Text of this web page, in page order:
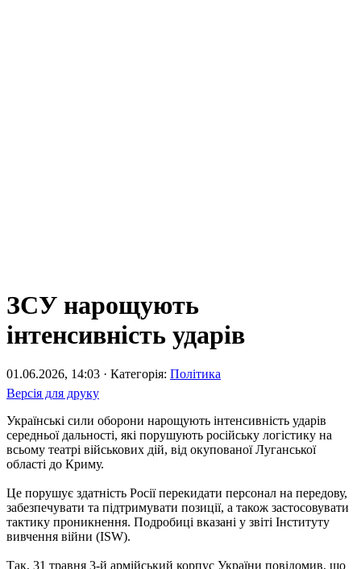
ЗСУ нарощують
інтенсивність ударів
01.06.2026, 14:03 · Категорія: Політика
Версія для друку
Українські сили оборони нарощують інтенсивність ударів
середньої дальності, які порушують російську логістику на
всьому театрі військових дій, від окупованої Луганської
області до Криму.
Це порушує здатність Росії перекидати персонал на передову,
забезпечувати та підтримувати позиції, а також застосовувати
тактику проникнення. Подробиці вказані у звіті Інституту
вивчення війни (ISW).
Так, 31 травня 3-й армійський корпус України повідомив, що